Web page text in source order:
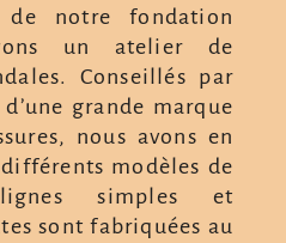
notre fondation
un atelier de
Conseillés par
grande marque
nous avons en
modèles de
simples et
sont fabriquées au